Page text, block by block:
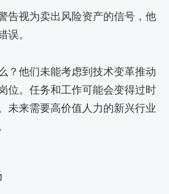
告视为卖出风险资产的信号，他
误。
？他们未能考虑到技术变革推动
位。任务和工作可能会变得过时
来需要高价值人力的新兴行业